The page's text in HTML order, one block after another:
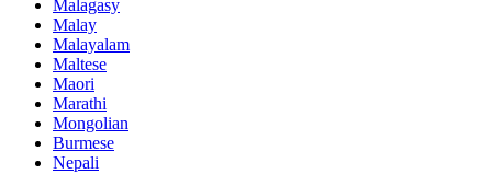
Malagasy
Malay
Malayalam
Maltese
Maori
Marathi
Mongolian
Burmese
Nepali